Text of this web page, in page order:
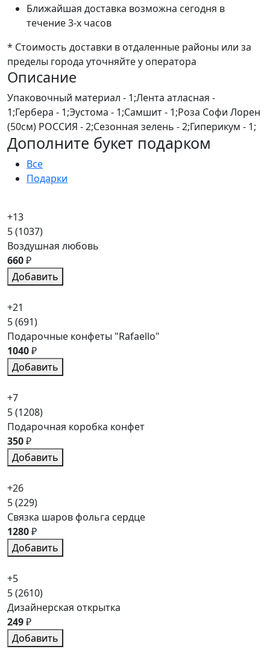
Ближайшая доставка возможна сегодня в
течение 3-х часов
* Стоимость доставки в отдаленные районы или за
пределы города уточняйте у оператора
Описание
Упаковочный материал - 1;Лента атласная -
1;Гербера - 1;Эустома - 1;Самшит - 1;Роза Софи Лорен
(50см) РОССИЯ - 2;Сезонная зелень - 2;Гиперикум - 1;
Дополните букет подарком
Все
Подарки
+13
5(1037)
Воздушная любовь
660₽
Добавить
+21
5(691)
Подарочные конфеты "Rafaello"
1040₽
Добавить
+7
5(1208)
Подарочная коробка конфет
350₽
Добавить
+26
5(229)
Связка шаров фольга сердце
1280₽
Добавить
+5
5(2610)
Дизайнерская открытка
249₽
Добавить